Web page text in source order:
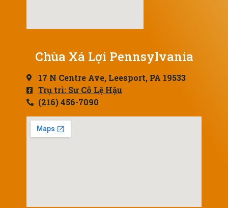
Chùa Xá Lợi Pennsylvania
17 N Centre Ave, Leesport, PA 19533
Trụ trì: Sư Cô Lệ Hậu
(216) 456-7090